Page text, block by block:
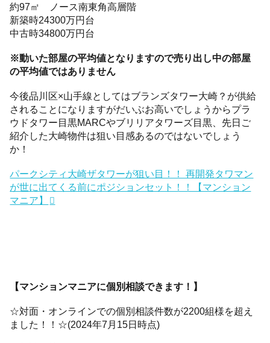
約97㎡ ノース南東角高層階
新築時24300万円台
中古時34800万円台
※動いた部屋の平均値となりますので売り出し中の部屋
の平均値ではありません
今後品川区×山手線としてはブランズタワー大崎？が供給
されることになりますがだいぶお高いでしょうからプラ
ウドタワー目黒MARCやブリリアタワーズ目黒、先日ご
紹介した大崎物件は狙い目感あるのではないでしょう
か！
パークシティ大崎ザタワーが狙い目！！ 再開発タワマン
が世に出てくる前にポジションセット！！【マンション
マニア】
【マンションマニアに個別相談できます！】
☆対面・オンラインでの個別相談件数が2200組様を超え
ました！！☆(2024年7月15日時点)